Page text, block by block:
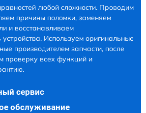
любой сложности. Проводим
причины поломки, заменяем
и восстанавливаем
устройства. Используем оригинальные
производителем запчасти, после
проверку всех функций и
сервис
обслуживание